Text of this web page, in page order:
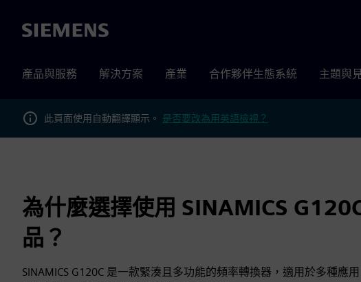
Siemens
產品與服務 解決方案 產業 合作夥伴生態系統 主題與
此頁面使用自動翻譯顯示。 是否要改為用英語檢視？
為什麼選擇使用 SINAMICS
品？
SINAMICS G120C 是一款緊湊且多功能的頻率轉換器，適用於多種應